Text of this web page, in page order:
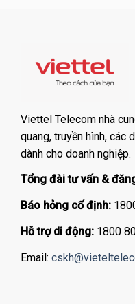
Viettel Telecom nhà
quang, truyền hình, các
dành cho doanh nghiệp.
Tổng đài tư vấn &
Báo hỏng cố định:
Hỗ trợ di động: 1800
Email: